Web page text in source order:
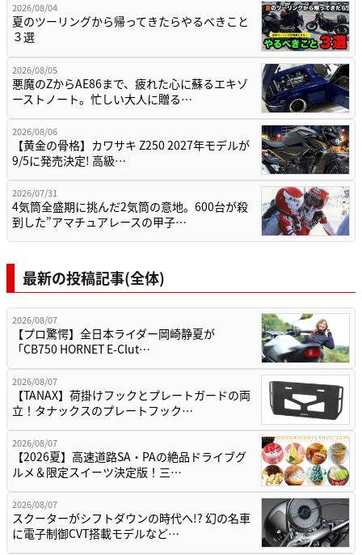
2026/08/04
夏のツーリングから帰ってきたらやるべきこと
３選
2026/08/05
悪魔のZからAE86まで、疲れた心に蘇るエキゾ
ーストノート。忙しい大人に贈る…
2026/08/06
【黄金の骨格】カワサキ Z250 2027年モデルが
9/5に発売決定! 高級…
2026/07/31
4気筒全盛期に挑んだ2気筒の意地。600台が殺
到した”アマチュアレースの甲子…
最新の投稿記事(全体)
2026/08/07
【プロ驚愕】全日本ライダー岡崎静夏が
「CB750 HORNET E-Clut…
2026/08/07
【TANAX】荷掛けフックとプレートガードの両
立！タナックスのプレートフック…
2026/08/07
【2026夏】高速道路SA・PAの絶品ドライブグ
ルメ＆限定スイーツ決定版！三…
2026/08/07
スクーターがシフトダウンの時代へ!? 幻の名車
に電子制御CVT搭載モデルなど…